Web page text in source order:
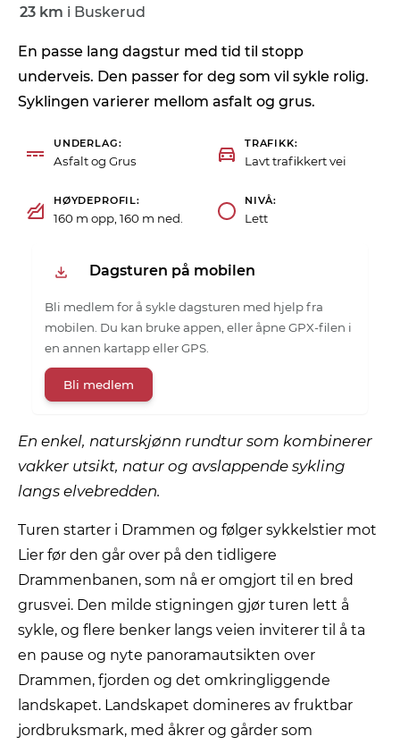
23 km i Buskerud
En passe lang dagstur med tid til stopp
underveis. Den passer for deg som vil sykle rolig.
Syklingen varierer mellom asfalt og grus.
UNDERLAG
Asfalt og Grus
TRAFIKK
Lavt trafikkert vei
HØYDEPROFIL
160 m opp, 160 m ned.
NIVÅ
Lett
Dagsturen på mobilen
Bli medlem for å sykle dagsturen med hjelp fra
mobilen. Du kan bruke appen, eller åpne GPX-filen i
en annen kartapp eller GPS.
Bli medlem
En enkel, naturskjønn rundtur som kombinerer
vakker utsikt, natur og avslappende sykling
langs elvebredden.
Turen starter i Drammen og følger sykkelstier mot
Lier før den går over på den tidligere
Drammenbanen, som nå er omgjort til en bred
grusvei. Den milde stigningen gjør turen lett å
sykle, og flere benker langs veien inviterer til å ta
en pause og nyte panoramautsikten over
Drammen, fjorden og det omkringliggende
landskapet. Landskapet domineres av fruktbar
jordbruksmark, med åkrer og gårder som